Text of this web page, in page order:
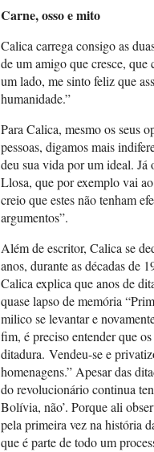
Carne, osso e mito
Calica carrega consigo as
de um amigo que cresce, que
um lado, me sinto feliz que
humanidade.”
Para Calica, mesmo os seus
pessoas, digamos mais
deu sua vida por um ideal. Já
Llosa, que por exemplo vai
creio que estes não tenham
argumentos”.
Além de escritor, Calica se
anos, durante as décadas de
Calica explica que anos de
quase lapso de memória
milico se levantar e
fim, é preciso entender que
ditadura. Vendeu-se e
homenagens.” Apesar das
do revolucionário continua
Bolívia, não’. Porque ali
pela primeira vez na história
que é parte de todo um